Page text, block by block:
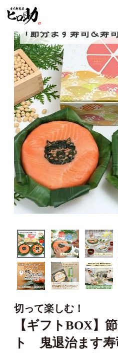
切って楽しむ！
【ギフトBOX】
ト 鬼退治ます